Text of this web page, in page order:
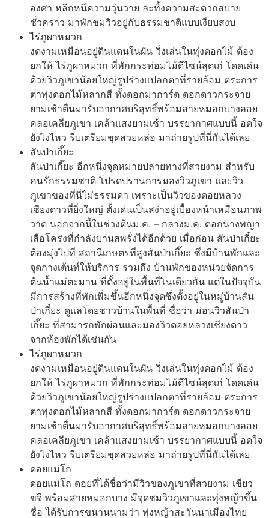
องศา หลีกหนีความวุ่นวาย ละทิ้งความสะดวกสบาย
ชั่วคราว มาพักชมวิวอยู่กับธรรมชาติแบบเงียบสงบ
ไร่ภูผาหมวก
งดงามเหมือนอยู่ดินแดนในฝัน วิ่งเล่นในทุ่งดอกไม้ ต้อง
ยกให้ ไร่ภูผาหมวก ที่พักกระท่อมไม้ดีไซน์สุดเก๋ โดดเด่น
ด้วยวิวภูเขาน้อยใหญ่รูปร่างแปลกตาที่รายล้อม ตระการ
ตาทุ่งดอกไม้หลากสี ทั้งดอกมาการ์ต ดอกดาวกระจาย
ยามเช้าตื่นมารับอากาศบริสุทธิ์พร้อมสายหมอกบางลอย
คลอเคลียภูเขา เคล้าแสงยามเช้า บรรยากาศแบบนี้ อดใจ
ยังไงไหว รีบเตรียมชุดสวยหล่อ มาถ่ายรูปที่นี่กันได้เลย
สันป่าเกี๊ยะ
สันป่าเกี๊ยะ อีกหนึ่งจุดหมายปลายทางที่สวยงาม สำหรับ
คนรักธรรมชาติ โปรดปรานการมองวิวภูเขา และวิว
ภูเขาของที่นี่ไม่ธรรมดา เพราะเป็นวิวของดอยหลวง
เชียงดาวที่ยิ่งใหญ่ ตั้งเด่นเป็นสง่าอยู่เบื้องหน้าเหมือนภาพ
วาด นอกจากนี้ในช่วงต้นม.ค. – กลางม.ค. ดอกนางพญา
เสือโคร่งที่กำลังบานสพรั่งได้อีกด้วย เมื่อก่อน สันป่าเกี๋ยะ
ต้องมุ่งไปที่ สถานีเกษตรที่สูงสันป่าเกี๊ยะ ซึ่งมีบ้านพักและ
จุดกางเต้นท์ให้บริการ รวมถึง บ้านพักของหน่วยจัดการ
ต้นน้ำแม่ตะมาน ที่ตั้งอยู่ในพื้นที่โนเดียวกัน แต่ในปัจจุบัน
มีการสร้างที่พักเพิ่มขึ้นอีกหนึ่งจุดซึ่งตั้งอยู่ในหมู่บ้านสัน
ป่าเกี๋ยะ ดูแลโดยชาวบ้านในพื้นที่ ชื่อว่า ม่อนวิวสันป่า
เกี๊ยะ ที่สามารถพักผ่อนและมองวิวดอยหลวงเชียงดาว
จากห้องพักได้เช่นกัน
ไร่ภูผาหมวก
งดงามเหมือนอยู่ดินแดนในฝัน วิ่งเล่นในทุ่งดอกไม้ ต้อง
ยกให้ ไร่ภูผาหมวก ที่พักกระท่อมไม้ดีไซน์สุดเก๋ โดดเด่น
ด้วยวิวภูเขาน้อยใหญ่รูปร่างแปลกตาที่รายล้อม ตระการ
ตาทุ่งดอกไม้หลากสี ทั้งดอกมาการ์ต ดอกดาวกระจาย
ยามเช้าตื่นมารับอากาศบริสุทธิ์พร้อมสายหมอกบางลอย
คลอเคลียภูเขา เคล้าแสงยามเช้า บรรยากาศแบบนี้ อดใจ
ยังไงไหว รีบเตรียมชุดสวยหล่อ มาถ่ายรูปที่นี่กันได้เลย
ดอยแม่โถ
ดอยแม่โถ ดอยที่ได้ชื่อว่ามีวิวของภูเขาที่สวยงาม เชียว
ขจี พร้อมสายหมอกบาง มีจุดชมวิวภูเขาและทุ่งหญ้าขึ้น
ชื่อ ได้รับการขนานนามว่า ทุ่งหญ้าสะวันนาเมืองไทย